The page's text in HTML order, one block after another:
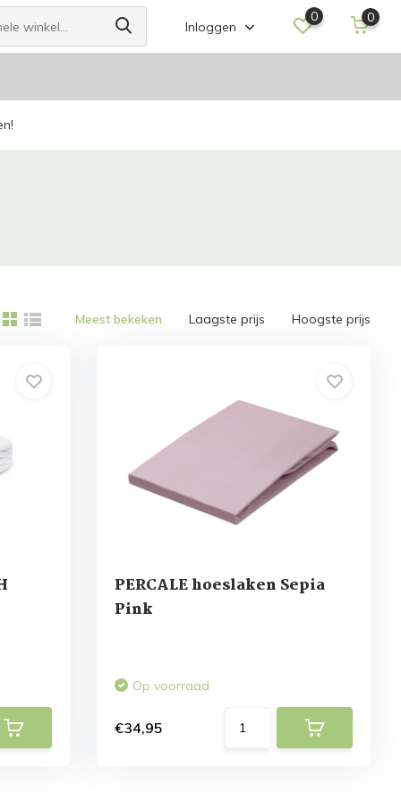
Inloggen
0 0
Meest bekeken Laagste prijs Hoogste prijs
PERCALE hoeslaken Sepia
Pink
Op voorraad
€34,95